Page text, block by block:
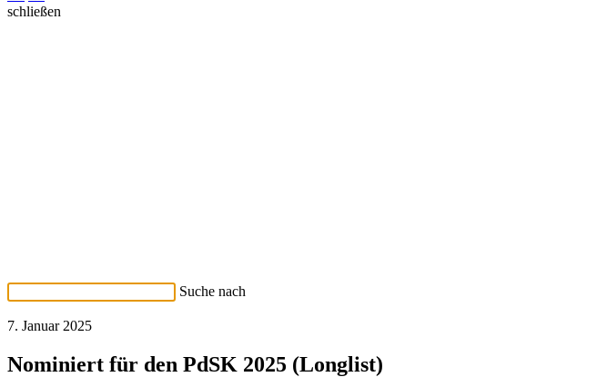
schließen
Suche nach
7. Januar 2025
Nominiert für den PdSK 2025 (Longlist)